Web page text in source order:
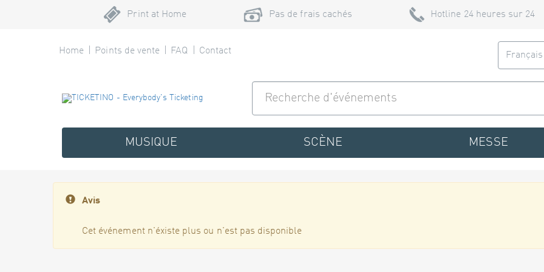
Print at Home Pas de frais cachés Hotline 24 heures sur 24
Home Points de vente FAQ Contact Français
MUSIQUE SCÈNE MESSE
Avis
Cet événement n'éxiste plus ou n'est pas disponible